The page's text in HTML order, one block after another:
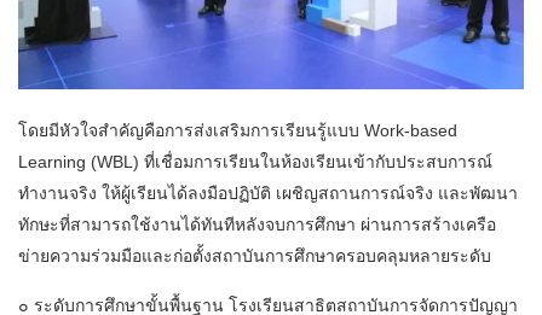
โดยมีหัวใจสำคัญคือการส่งเสริมการเรียนรู้แบบ Work-based
Learning (WBL) ที่เชื่อมการเรียนในห้องเรียนเข้ากับประสบการณ์
ทำงานจริง ให้ผู้เรียนได้ลงมือปฏิบัติ เผชิญสถานการณ์จริง และพัฒนา
ทักษะที่สามารถใช้งานได้ทันทีหลังจบการศึกษา ผ่านการสร้างเครือ
ข่ายความร่วมมือและก่อตั้งสถาบันการศึกษาครอบคลุมหลายระดับ
๐ ระดับการศึกษาขั้นพื้นฐาน โรงเรียนสาธิตสถาบันการจัดการปัญญา